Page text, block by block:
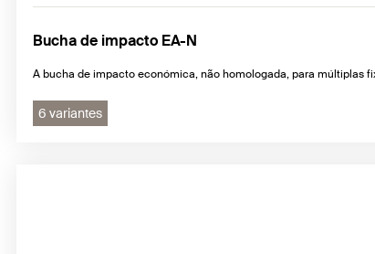
Bucha de impacto EA-N
A bucha de impacto económica, não homologada, para múltiplas
6 variantes